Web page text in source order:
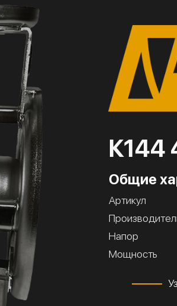
К144
Общие
Артикул
Напор
Мощность